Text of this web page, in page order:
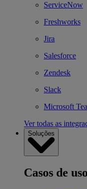
ServiceNow
Freshworks
Jira
Salesforce
Zendesk
Slack
Microsoft
Ver todas as
Soluções
Casos de